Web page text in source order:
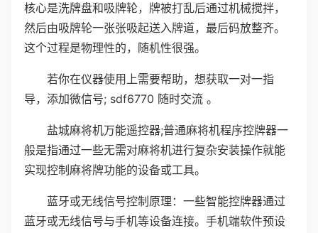
核心是洗牌盘和吸牌轮，牌被打乱后通过机械搅拌，
然后由吸牌轮一张张吸起送入牌道，最后码放整齐。
这个过程是物理性的，随机性很强。
若你在仪器使用上需要帮助，想获取一对一指
导，添加微信号; sdf6770 随时交流 。
盐城麻将机万能遥控器;普通麻将机程序控牌器一
般是指通过一些无需对麻将机进行复杂安装操作就能
实现控制麻将牌功能的设备或工具。
蓝牙或无线信号控制原理：一些智能控牌器通过
蓝牙或无线信号与手机等设备连接。手机端软件预设